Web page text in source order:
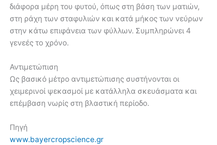
διάφορα μέρη του φυτού, όπως στη βάση των ματιών,
στη ράχη των σταφυλιών και κατά μήκος των νεύρων
στην κάτω επιφάνεια των φύλλων. Συμπληρώνει 4
γενεές το χρόνο.
Αντιμετώπιση
Ως βασικό μέτρο αντιμετώπισης συστήνονται οι
χειμερινοί ψεκασμοί με κατάλληλα σκευάσματα και
επέμβαση νωρίς στη βλαστική περίοδο.
Πηγή
www.bayercropscience.gr